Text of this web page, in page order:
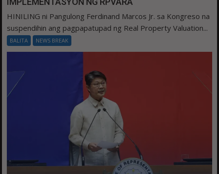
HINILING ni Pangulong Ferdinand Marcos Jr. sa Kongreso na
suspendihin ang pagpapatupad ng Real Property Valuation...
BALITA NEWS BREAK